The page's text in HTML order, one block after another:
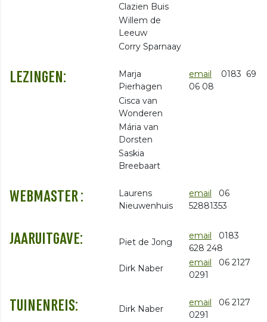
Clazien Buis
Willem de
Leeuw
Corry Sparnaay
LEZINGEN:
Marja
Pierhagen
email 0183 69
06 08
Cisca van
Wonderen
Mária van
Dorsten
Saskia
Breebaart
WEBMASTER :
Laurens
Nieuwenhuis
email 06
52881353
JAARUITGAVE: Piet de Jong
email 0183
628 248
Dirk Naber
email 06 2127
0291
TUINENREIS: Dirk Naber
email 06 2127
0291